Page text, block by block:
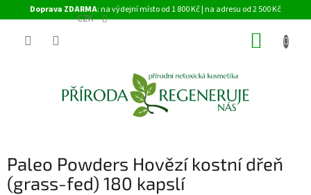
na
Doprava ZDARMA: na výdejní místo od 1 800 Kč | na adresu od 2 500 Kč
CZK
Paleo Powders Hovězí kostní dřeň
(grass-fed) 180 kapslí